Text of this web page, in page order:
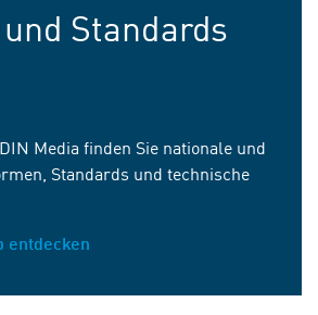
Standards
Media finden Sie nationale und
Standards und technische
entdecken